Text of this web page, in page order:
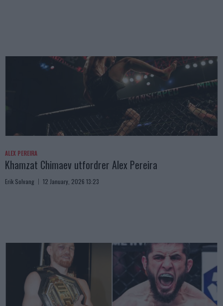
ALEX PEREIRA
Khamzat Chimaev utfordrer Alex Pereira
Erik Solvang 12 January, 2026 13:23